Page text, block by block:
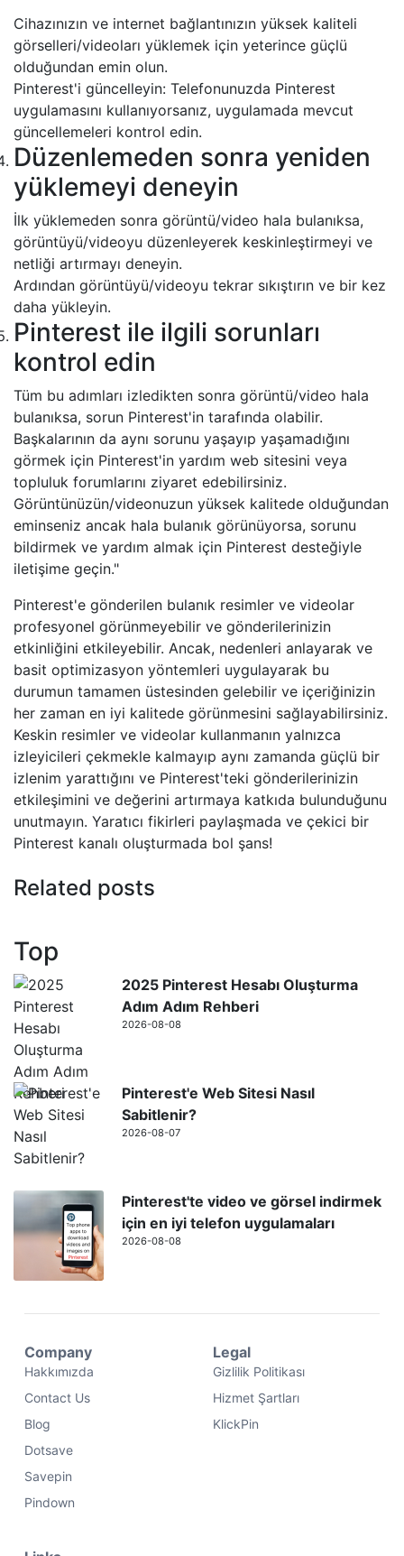
Cihazınızın ve internet bağlantınızın yüksek kaliteli
görselleri/videoları yüklemek için yeterince güçlü
olduğundan emin olun.
Pinterest'i güncelleyin: Telefonunuzda Pinterest
uygulamasını kullanıyorsanız, uygulamada mevcut
güncellemeleri kontrol edin.
Düzenlemeden sonra yeniden
yüklemeyi deneyin
İlk yüklemeden sonra görüntü/video hala bulanıksa,
görüntüyü/videoyu düzenleyerek keskinleştirmeyi ve
netliği artırmayı deneyin.
Ardından görüntüyü/videoyu tekrar sıkıştırın ve bir kez
daha yükleyin.
Pinterest ile ilgili sorunları
kontrol edin
Tüm bu adımları izledikten sonra görüntü/video hala
bulanıksa, sorun Pinterest'in tarafında olabilir.
Başkalarının da aynı sorunu yaşayıp yaşamadığını
görmek için Pinterest'in yardım web sitesini veya
topluluk forumlarını ziyaret edebilirsiniz.
Görüntünüzün/videonuzun yüksek kalitede olduğundan
eminseniz ancak hala bulanık görünüyorsa, sorunu
bildirmek ve yardım almak için Pinterest desteğiyle
iletişime geçin."
Pinterest'e gönderilen bulanık resimler ve videolar
profesyonel görünmeyebilir ve gönderilerinizin
etkinliğini etkileyebilir. Ancak, nedenleri anlayarak ve
basit optimizasyon yöntemleri uygulayarak bu
durumun tamamen üstesinden gelebilir ve içeriğinizin
her zaman en iyi kalitede görünmesini sağlayabilirsiniz.
Keskin resimler ve videolar kullanmanın yalnızca
izleyicileri çekmekle kalmayıp aynı zamanda güçlü bir
izlenim yarattığını ve Pinterest'teki gönderilerinizin
etkileşimini ve değerini artırmaya katkıda bulunduğunu
unutmayın. Yaratıcı fikirleri paylaşmada ve çekici bir
Pinterest kanalı oluşturmada bol şans!
Related posts
Top
2025 Pinterest Hesabı Oluşturma
Adım Adım Rehberi
2026-08-08
Pinterest'e Web Sitesi Nasıl
Sabitlenir?
2026-08-07
Pinterest'te video ve görsel indirmek
için en iyi telefon uygulamaları
2026-08-08
Company
Hakkımızda
Contact Us
Blog
Dotsave
Savepin
Pindown
Legal
Gizlilik Politikası
Hizmet Şartları
KlickPin